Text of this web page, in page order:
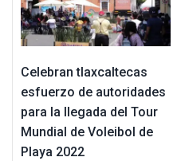
Celebran tlaxcaltecas
esfuerzo de autoridades
para la llegada del Tour
Mundial de Voleibol de
Playa 2022